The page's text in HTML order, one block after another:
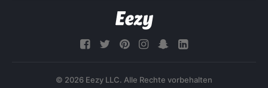
© 2026 Eezy LLC. Alle Rechte vorbehalten